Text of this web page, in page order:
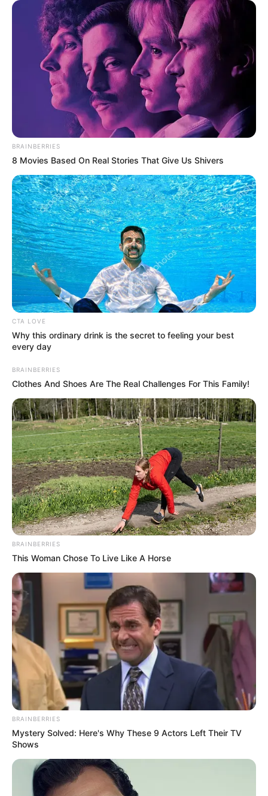
BRAINBERRIES
8 Movies Based On Real Stories That Give Us Shivers
CTA LOVE
Why this ordinary drink is the secret to feeling your best
every day
BRAINBERRIES
Clothes And Shoes Are The Real Challenges For This Family!
BRAINBERRIES
This Woman Chose To Live Like A Horse
BRAINBERRIES
Mystery Solved: Here's Why These 9 Actors Left Their TV
Shows